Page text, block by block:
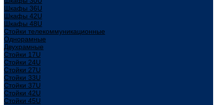
Шкафы 36U
Шкафы 42U
Шкафы 48U
Стойки телекоммуникационные
Однорамные
Двухрамные
Стойки 17U
Стойки 24U
Стойки 27U
Стойки 33U
Стойки 37U
Стойки 42U
Стойки 45U